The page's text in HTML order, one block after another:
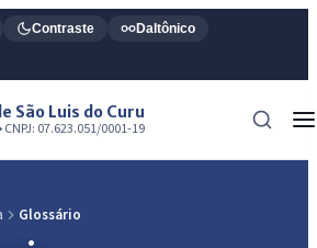
Contraste Daltônico
São Luis do Curu
07.623.051/0001-19
Glossário